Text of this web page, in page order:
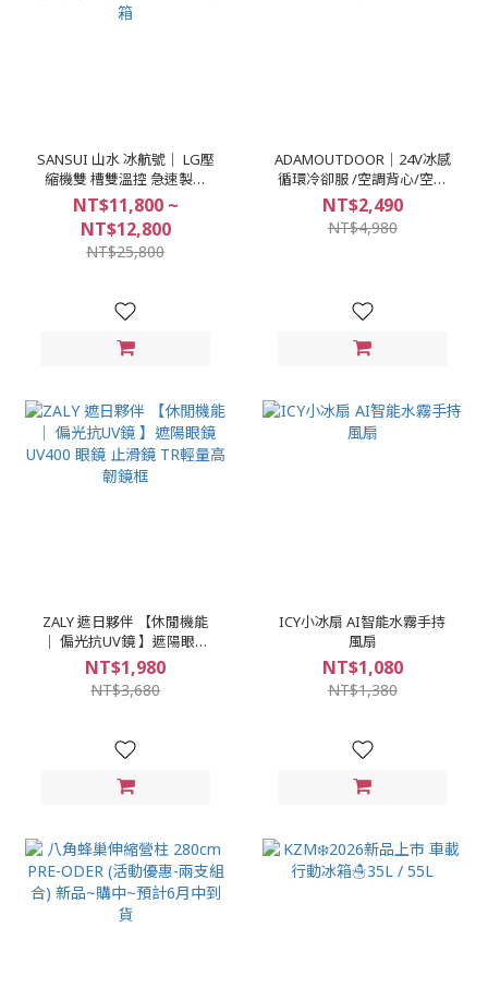
SANSUI 山水 冰航號｜ LG壓
縮機雙 槽雙溫控 急速製冷
瞬間極凍 SL-G56 SL-G40冰
箱
NT$11,800 ~
NT$12,800
NT$25,800
ADAMOUTDOOR｜24V冰感
循環冷卻服 /空調背心/空調
服
NT$2,490
NT$4,980
ZALY 遮日夥伴 【休閒機能
│ 偏光抗UV鏡 】遮陽眼鏡
UV400 眼鏡 止滑鏡 TR輕量
高韌鏡框
NT$1,980
NT$3,680
ICY小冰扇 AI智能水霧手持
風扇
NT$1,080
NT$1,380